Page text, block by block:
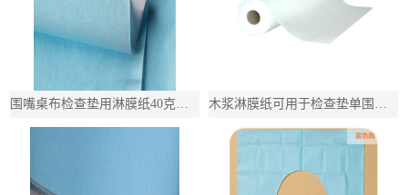
围嘴桌布检查垫用淋膜纸40克治疗巾用淋膜木浆纸 木浆淋膜纸可用于检查垫单围嘴pe+木浆纸白50g